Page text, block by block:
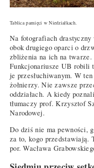
Tablica pamięci w Niedziałkach.
Na fotografiach
obok drugiego oparci o
zbliżenia na ich na
Funkcjonariusze UB robili
je przesłuchiwanym. W
żołnierzy. Nie zawsze
oddziałach. A kiedy
tłumaczy prof. Krzysztof
Narodowej.
Do dziś nie ma pewności,
za to, kogo przedstawiają.
por. Wacława